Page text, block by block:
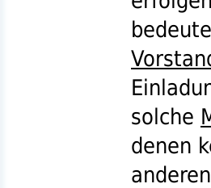
solche
denen